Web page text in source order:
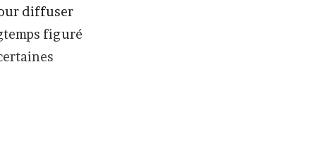
diffuser
figuré